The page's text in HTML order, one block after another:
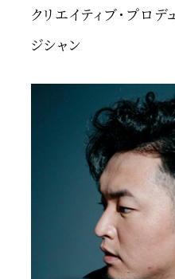
クリエイティブ・プロ
ジシャン